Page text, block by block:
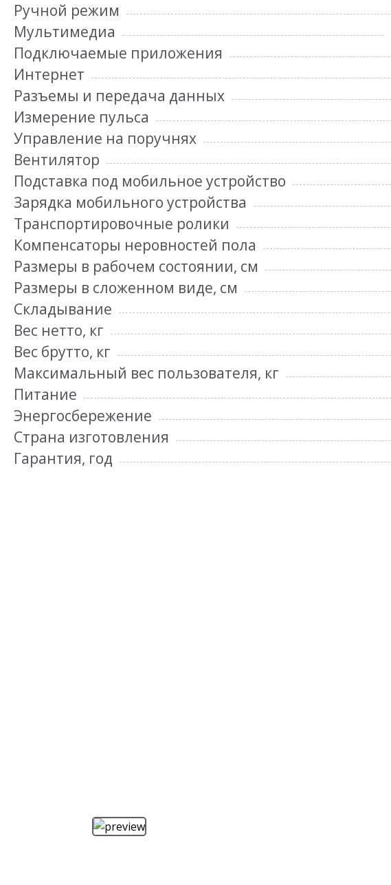
Ручной режим
Мультимедиа
Подключаемые приложения
Интернет
Разъемы и передача данных
Измерение пульса
Управление на поручнях
Вентилятор
Подставка под мобильное устройство
Зарядка мобильного устройства
Транспортировочные ролики
Компенсаторы неровностей пола
Размеры в рабочем состоянии, см
Размеры в сложенном виде, см
Складывание
Вес нетто, кг
Вес брутто, кг
Максимальный вес пользователя, кг
Питание
Энергосбережение
Страна изготовления
Гарантия, год